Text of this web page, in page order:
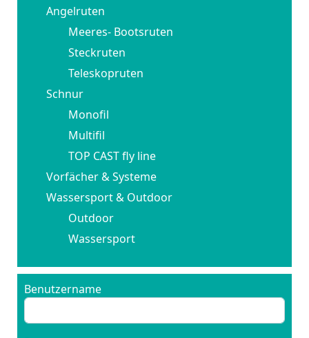
Angelruten
Meeres- Bootsruten
Steckruten
Teleskopruten
Schnur
Monofil
Multifil
TOP CAST fly line
Vorfächer & Systeme
Wassersport & Outdoor
Outdoor
Wassersport
Benutzername